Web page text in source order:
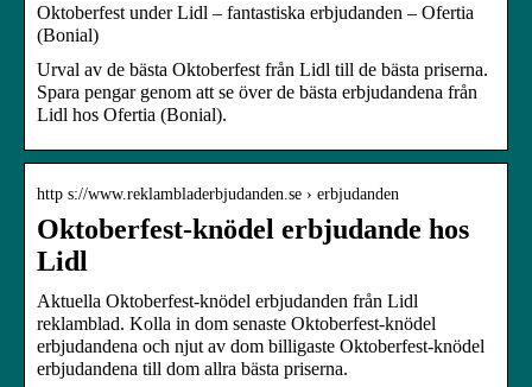
Oktoberfest under Lidl – fantastiska erbjudanden – Ofertia
(Bonial)
Urval av de bästa Oktoberfest från Lidl till de bästa priserna.
Spara pengar genom att se över de bästa erbjudandena från
Lidl hos Ofertia (Bonial).
http s://www.reklambladerbjudanden.se › erbjudanden
Oktoberfest-knödel erbjudande hos
Lidl
Aktuella Oktoberfest-knödel erbjudanden från Lidl
reklamblad. Kolla in dom senaste Oktoberfest-knödel
erbjudandena och njut av dom billigaste Oktoberfest-knödel
erbjudandena till dom allra bästa priserna.